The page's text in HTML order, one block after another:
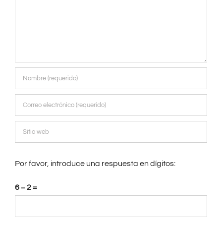
Por favor, introduce una respuesta en dígitos:
6 − 2 =